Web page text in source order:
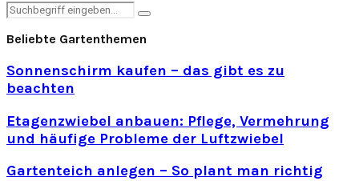
Search
Search
Beliebte Gartenthemen
Sonnenschirm kaufen – das gibt es zu
beachten
Etagenzwiebel anbauen: Pflege, Vermehrung
und häufige Probleme der Luftzwiebel
Gartenteich anlegen – So plant man richtig